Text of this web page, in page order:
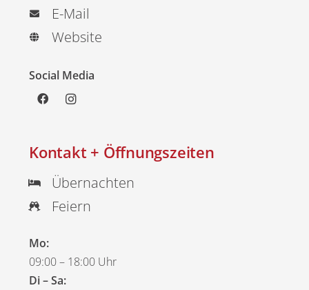
E-Mail
Website
Social Media
Kontakt + Öffnungszeiten
Übernachten
Feiern
Mo:
09:00 – 18:00 Uhr
Di – Sa: